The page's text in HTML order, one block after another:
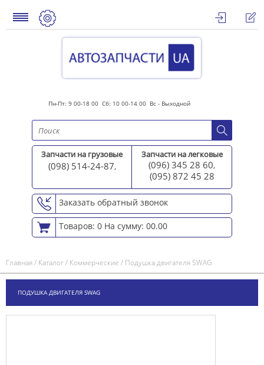
Пн-Пт: 9 00-18 00 Сб: 10 00-14 00 Вс - Выходной
Запчасти на грузовые
(098) 514-24-87,
Запчасти на легковые
(096) 345 28 60,
(095) 872 45 28
Заказать обратный звонок
Товаров: 0 На сумму: 00.00
Главная/ Каталог/ Коммерческие / Подушка двигателя SWAG
ПОДУШКА ДВИГАТЕЛЯ SWAG